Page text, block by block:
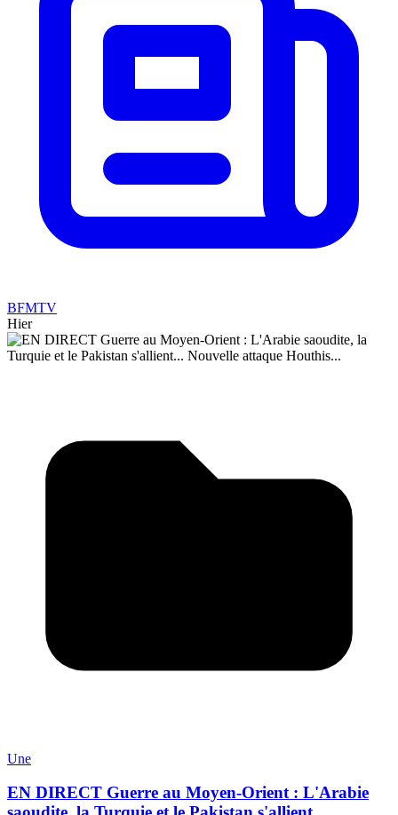
BFMTV
Hier
Une
EN DIRECT Guerre au Moyen-Orient : L'Arabie